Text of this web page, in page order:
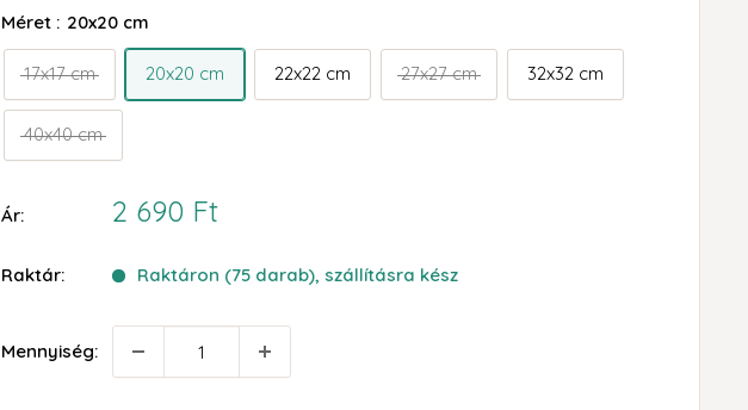
Méret : 20x20 cm
17x17 cm 20x20 cm 22x22 cm 27x27 cm 32x32 cm
40x40 cm
Ár:
Akciós
2 690 Ft
Raktár: Raktáron (75 darab), szállításra kész
Mennyiség: